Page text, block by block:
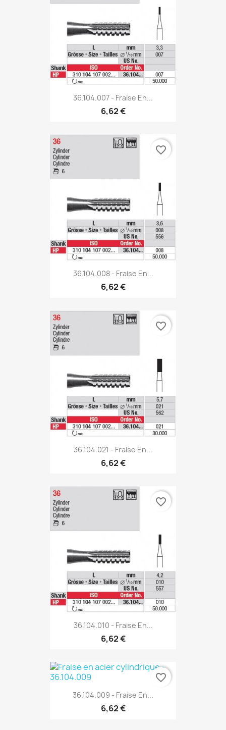
36.104.007 - Fraise En...
6,62 €
36.104.008 - Fraise En...
6,62 €
favorite_border
36.104.021 - Fraise En...
6,62 €
favorite_border
36.104.010 - Fraise En...
6,62 €
favorite_border
36.104.009 - Fraise En...
6,62 €
favorite_border